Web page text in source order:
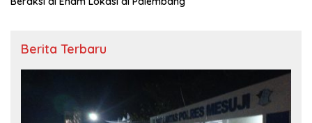
Berita Terbaru